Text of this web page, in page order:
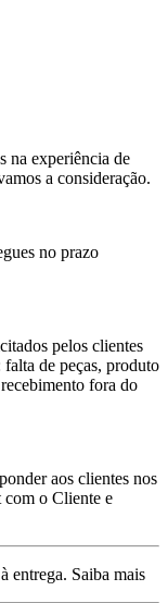
na experiência de
a consideração.
no prazo
pelos clientes
de peças, produto
fora do
aos clientes nos
com o Cliente e
entrega. Saiba mais